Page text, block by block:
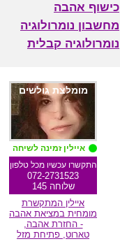
כישוף אהבה
מחשבון נומרולוגיה
נומרולוגיה קבלית
מומלצת גולשים
איילין זמינה לשיחה
התקשרו עכשיו מכל טלפון
072-2731523
שלוחה 145
איילין המתקשרת
מומחית במציאת אהבה
- החזרת אהבה,
טארוט, פתיחת מזל